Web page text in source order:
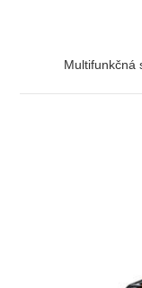
Multifunkčná